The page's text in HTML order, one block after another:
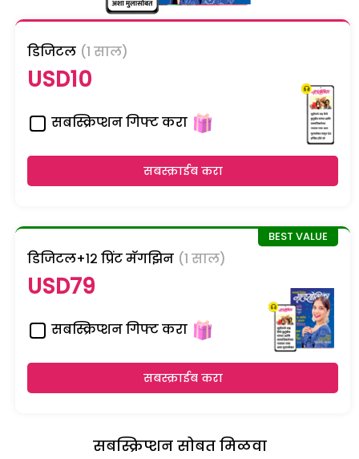
डिजिटल (1 साल)
USD10
सबस्क्रिप्शन गिफ्ट करा
सबस्क्राईब करा
डिजिटल+१२ प्रिंट मॅगझिन (1 साल)
USD79
सबस्क्रिप्शन गिफ्ट करा
सबस्क्राईब करा
सबस्क्रिप्शन सोबत मिळवा